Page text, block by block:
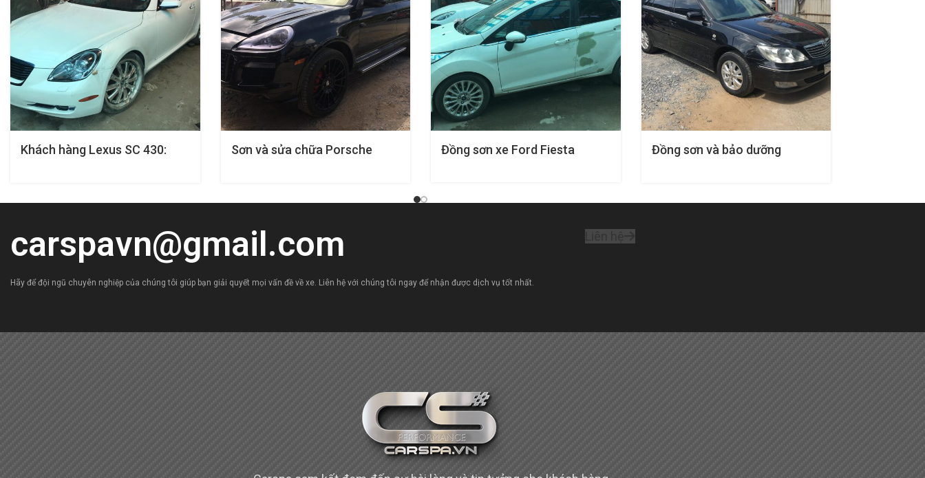
Khách hàng Lexus SC 430:
Sơn và sửa chữa Porsche
Đồng sơn xe Ford Fiesta
Đồng sơn và bảo dưỡng
xe
carspavn@gmail.com
Hãy để đội ngũ chuyên nghiệp của chúng tôi giúp bạn giải quyết mọi vấn đề về xe. Liên hệ với chúng tôi ngay để nhận được dịch vụ tốt nhất.